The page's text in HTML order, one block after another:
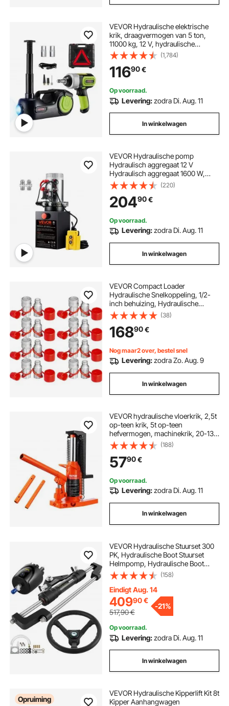
VEVOR Hydraulische elektrische
krik, draagvermogen van 5 ton,
11000 kg, 12 V, hydraulische
automatische krik, hydraulische
krik, LED-verlichting, accessoires,
personenauto, vrachtwagen
(1,784)
11690€
Op voorraad.
Levering:zodra Di. Aug. 11
In winkelwagen
VEVOR Hydraulische pomp
Hydraulisch aggregaat 12 V
Hydraulisch aggregaat 1600 W,
Dubbelwerkende hydraulische
pomp Hydraulisch aggregaat, 1,5
gal tank Handpomp Hydraulisch
aggregaat, voor liften, heftrucks etc.
(220)
20490€
Op voorraad.
Levering:zodra Di. Aug. 11
In winkelwagen
VEVOR Compact Loader
Hydraulische Snelkoppeling, 1/2-
inch behuizing, Hydraulische
Koppeling, 1/2-inch NPT
Hydraulische Koppeling,
Snelkoppeling, 8 Paar,
Hydraulische Snelkoppeling, 27,6
MPa (ISO 16028) (8 Paar)
(38)
16890€
Nog maar2 over, bestel snel
Levering:zodra Zo. Aug. 9
In winkelwagen
VEVOR hydraulische vloerkrik, 2,5t
op-teen krik, 5t op-teen
hefvermogen, machinekrik, 20-135
mm teenhoogte, 227-340 mm
bovenhoogte, luchthydraulische
klauwkrik
(188)
5790€
Op voorraad.
Levering:zodra Di. Aug. 11
In winkelwagen
VEVOR Hydraulische Stuurset 300
PK, Hydraulische Boot Stuurset
Helmpomp, Hydraulische Boot
Stuurset zonder Hydraulische
Stuurslang voor Boot Stuursysteem
(158)
Eindigt Aug. 14
40990€
517,90€
-21%
Op voorraad.
Levering:zodra Di. Aug. 11
In winkelwagen
Opruiming
VEVOR Hydraulische Kipperlift Kit 8t
Kipper Aanhangwagen